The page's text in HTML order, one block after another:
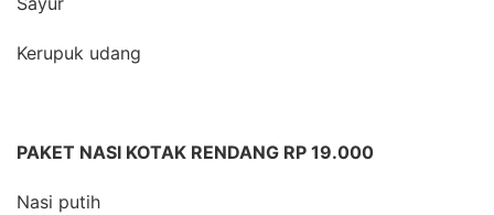
Kerupuk udang
PAKET NASI KOTAK RENDANG RP 19.000
Nasi putih